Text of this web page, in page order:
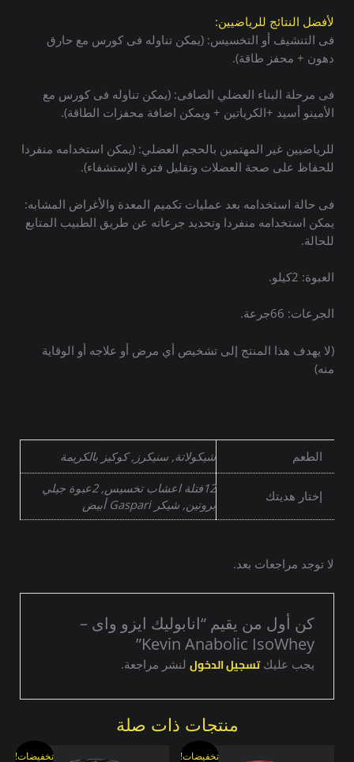
لأفضل النتائج للرياضيين:
فى التنشيف أو التخسيس: (يمكن تناوله فى كورس مع حارق
دهون + محفز طاقة).
فى مرحلة البناء العضلي الصافى: (يمكن تناوله فى كورس مع
الأمينو أسيد +الكرياتين + ويمكن اضافة محفزات الطاقة).
للرياضيين غير المهتمين بالحجم العضلي: (يمكن استخدامه منفردا
للحفاظ على صحة العضلات وتقليل فترة الإستشفاء).
فى حالة استخدامه بعد عمليات تكميم المعدة والأغراض المشابه:
يمكن استخدامه منفردا وتحديد جرعاته عن طريق الطبيب المتابع
للحالة.
العبوة: 2كيلو.
الجرعات: 66جرعة.
(لا يهدف هذا المنتج إلى تشخيص أي مرض أو علاجه أو الوقاية
منه)
الطعم شيكولاتة, سنيكرز, كوكيز بالكريمة
إختار هديتك
12فتلة اعشاب تخسيس, 2عبوة جيلي
بروتين, شيكر Gaspari أبيض
لا توجد مراجعات بعد.
كن أول من يقيم “انابوليك ايزو واى –
Kevin Anabolic IsoWhey”
يجب عليكتسجيل الدخول لنشر مراجعة.
منتجات ذات صلة
تخفيضات!
السعر
هناك
تخفيضات!
السعر
هناك